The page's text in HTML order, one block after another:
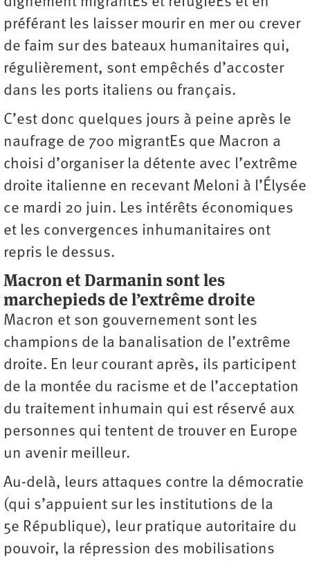
préférant les laisser mourir en mer ou crever
de faim sur des bateaux humanitaires qui,
régulièrement, sont empêchés d’accoster
dans les ports italiens ou français.
C’est donc quelques jours à peine après le
naufrage de 700 migrantEs que Macron a
choisi d’organiser la détente avec l’extrême
droite italienne en recevant Meloni à l’Élysée
ce mardi 20 juin. Les intérêts économiques
et les convergences inhumanitaires ont
repris le dessus.
Macron et Darmanin sont les
marchepieds de l’extrême droite
Macron et son gouvernement sont les
champions de la banalisation de l’extrême
droite. En leur courant après, ils participent
de la montée du racisme et de l’acceptation
du traitement inhumain qui est réservé aux
personnes qui tentent de trouver en Europe
un avenir meilleur.
Au-delà, leurs attaques contre la démocratie
(qui s’appuient sur les institutions de la
5e République), leur pratique autoritaire du
pouvoir, la répression des mobilisations